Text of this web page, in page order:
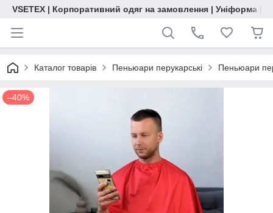
VSETEX | Корпоративний одяг на замовлення | Уніформа |
Каталог товарів Пеньюари перукарські Пеньюари
–40%